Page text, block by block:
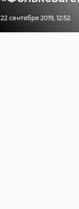
22 сентября 2019, 12:52